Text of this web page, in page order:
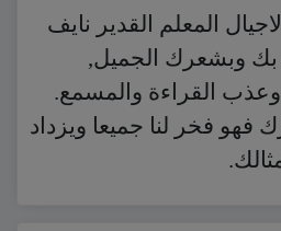
المعلم القدير نايف
بك وبشعرك الجميل,
القراءة والمسمع.
فخر لنا جميعا ويزداد